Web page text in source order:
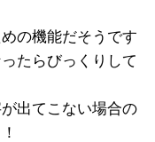
の機能だそうです
たらびっくりして
出てこない場合の